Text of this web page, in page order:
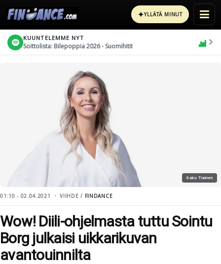
✦YLLÄTÄ MINUT
KUUNTELEMME NYT
Soittolista: Bilepoppia 2026 - Suomihitit
Saku Tiainen
01:10 - 02.04.2021 VIIHDE / FINDANCE
Wow! Diili-ohjelmasta tuttu Sointu
Borg julkaisi uikkarikuvan
avantouinnilta